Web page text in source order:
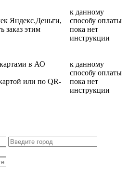
Яндекс.Деньги,
заказ этим
к данному
способу оплаты
пока нет
инструкции
в АО
или по QR-
к данному
способу оплаты
пока нет
инструкции